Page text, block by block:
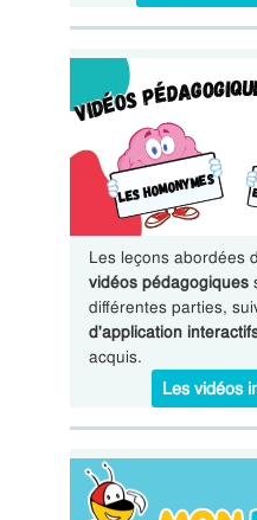
Les leçons abordées
vidéos pédagogiques
différentes parties,
d'application
acquis.
Les vidéos